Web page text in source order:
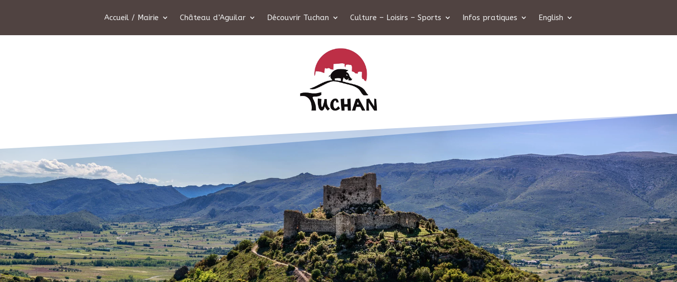
Accueil / Mairie Château d’Aguilar Découvrir Tuchan Culture – Loisirs – Sports Infos pratiques English